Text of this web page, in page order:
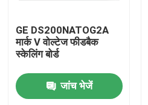
कारखाना भ्रमण
गुणवत्ता नियंत्रण
GE DS200NATOG2A
मार्क V वोल्टेज फीडबैक
स्केलिंग बोर्ड
जांच भेजें